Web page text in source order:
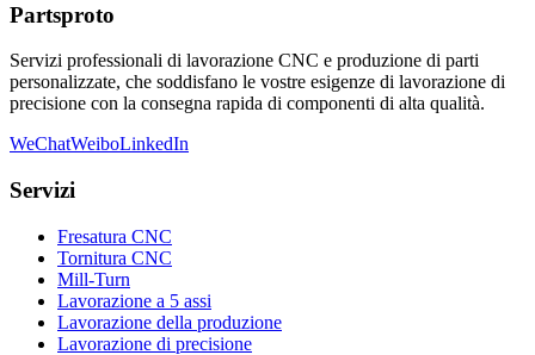
Partsproto
Servizi professionali di lavorazione CNC e produzione di parti
personalizzate, che soddisfano le vostre esigenze di lavorazione di
precisione con la consegna rapida di componenti di alta qualità.
WeChatWeiboLinkedIn
Servizi
Fresatura CNC
Tornitura CNC
Mill-Turn
Lavorazione a 5 assi
Lavorazione della produzione
Lavorazione di precisione